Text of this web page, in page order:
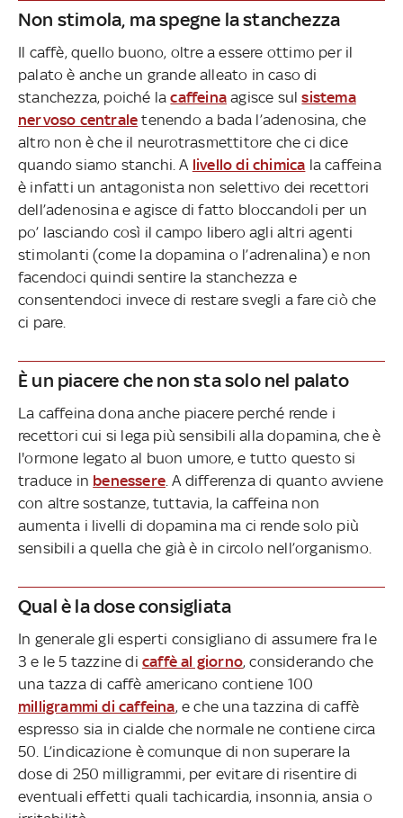
Non stimola, ma spegne la stanchezza
Il caffè, quello buono, oltre a essere ottimo per il
palato è anche un grande alleato in caso di
stanchezza, poiché lacaffeina agisce sulsistema
nervoso centrale tenendo a bada l’adenosina, che
altro non è che il neurotrasmettitore che ci dice
quando siamo stanchi. A livello di chimica la caffeina
è infatti un antagonista non selettivo dei recettori
dell’adenosina e agisce di fatto bloccandoli per un
po’ lasciando così il campo libero agli altri agenti
stimolanti (come la dopamina o l’adrenalina) e non
facendoci quindi sentire la stanchezza e
consentendoci invece di restare svegli a fare ciò che
ci pare.
È un piacere che non sta solo nel palato
La caffeina dona anche piacere perché rende i
recettori cui si lega più sensibili alla dopamina, che è
l'ormone legato al buon umore, e tutto questo si
traduce in benessere . A differenza di quanto avviene
con altre sostanze, tuttavia, la caffeina non
aumenta i livelli di dopamina ma ci rende solo più
sensibili a quella che già è in circolo nell’organismo.
Qual è la dose consigliata
In generale gli esperti consigliano di assumere fra le
3 e le 5 tazzine di caffè al giorno, considerando che
una tazza di caffè americano contiene 100
milligrammi di caffeina, e che una tazzina di caffè
espresso sia in cialde che normale ne contiene circa
50. L’indicazione è comunque di non superare la
dose di 250 milligrammi, per evitare di risentire di
eventuali effetti quali tachicardia, insonnia, ansia o